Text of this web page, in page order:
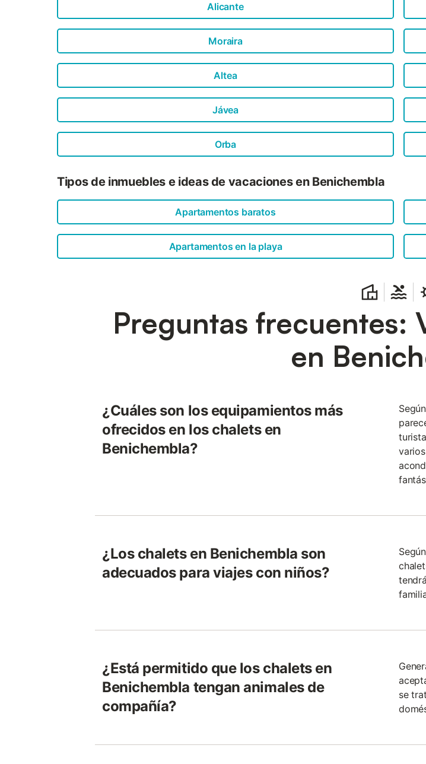
Alicante
Moraira
Altea
Jávea
Orba
Tipos de inmuebles e ideas de vacaciones en Benichembla
Apartamentos baratos
Apartamentos en la playa
Preguntas frecuentes:
en
¿Cuáles son los equipamientos más
ofrecidos en los chalets en
Benichembla?
¿Los chalets en Benichembla son
adecuados para viajes con niños?
¿Está permitido que los chalets en
Benichembla tengan animales de
compañía?
se